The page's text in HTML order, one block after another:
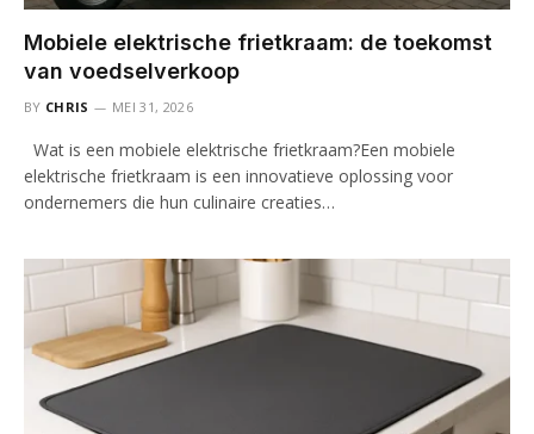
Mobiele elektrische frietkraam: de toekomst
van voedselverkoop
BY CHRIS MEI 31, 2026
Wat is een mobiele elektrische frietkraam?Een mobiele
elektrische frietkraam is een innovatieve oplossing voor
ondernemers die hun culinaire creaties…